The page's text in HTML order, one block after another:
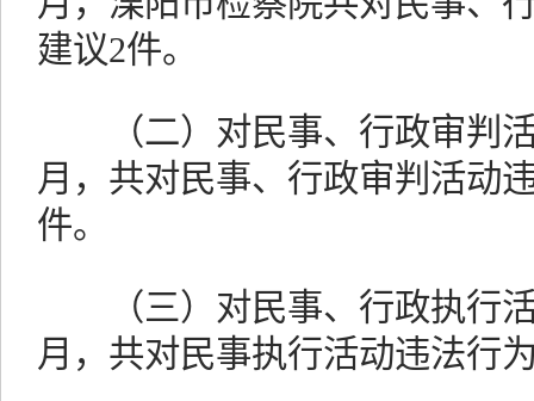
建议2件。
（二）对民事、行政审判活
月，共对民事、行政审判活动
件。
（三）对民事、行政执行活
月，共对民事执行活动违法行